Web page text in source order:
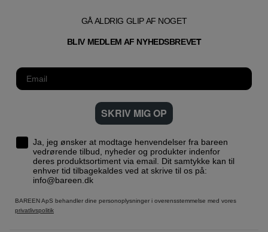
GÅ ALDRIG GLIP AF NOGET
BLIV MEDLEM AF NYHEDSBREVET
SKRIV MIG OP
Ja, jeg ønsker at modtage henvendelser fra bareen
vedrørende tilbud, nyheder og produkter indenfor
deres produktsortiment via email. Dit samtykke kan til
enhver tid tilbagekaldes ved at skrive til os på:
info@bareen.dk
BAREEN ApS behandler dine personoplysninger i overensstemmelse med vores
privatlivspolitik